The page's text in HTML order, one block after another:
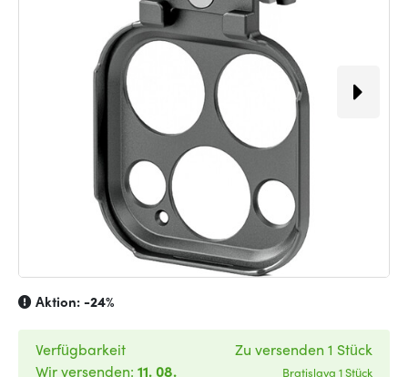
Aktion:-24%
Verfügbarkeit
Wir versenden: 11. 08.
Zu versenden 1 Stück
Bratislava 1 Stück